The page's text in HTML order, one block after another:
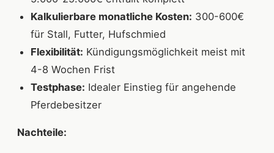
Kalkulierbare monatliche Kosten: 300-600€
für Stall, Futter, Hufschmied
Flexibilität: Kündigungsmöglichkeit meist mit
4-8 Wochen Frist
Testphase: Idealer Einstieg für angehende
Pferdebesitzer
Nachteile: